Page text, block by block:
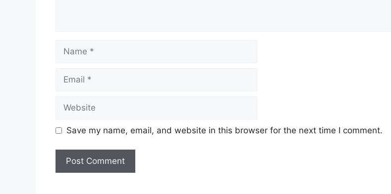
Name
Email
Website
Save my name, email, and website in this browser for the next time I comment.